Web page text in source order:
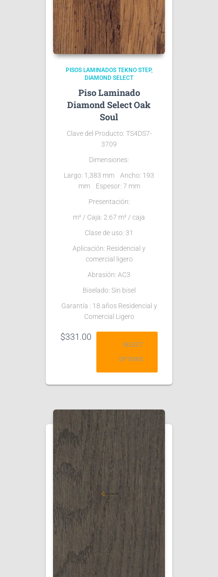
PISOS LAMINADOS TEKNO STEP
DIAMOND SELECT
Piso Laminado
Diamond Select Oak
Soul
Clave del Producto: TS4DS7-
3709
Dimensiones:
Largo: 1,383 mm Ancho: 193
mm Espesor: 7 mm
Presentación:
m² / Caja: 2.67 m² / caja
Clase de uso: 31
Aplicación: Residencial y
comercial ligero
Abrasión: AC3
Biselado: Sin bisel
Garantía : 18 años Residencial y
Comercial Ligero
$331.00
SELECT
OPTIONS